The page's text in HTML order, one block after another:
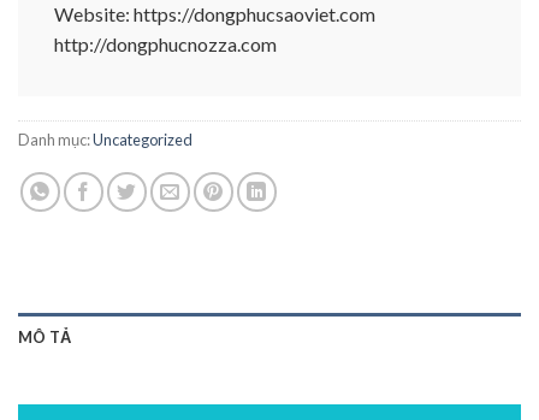
Website: https://dongphucsaoviet.com
http://dongphucnozza.com
Danh mục:Uncategorized
MÔ TẢ